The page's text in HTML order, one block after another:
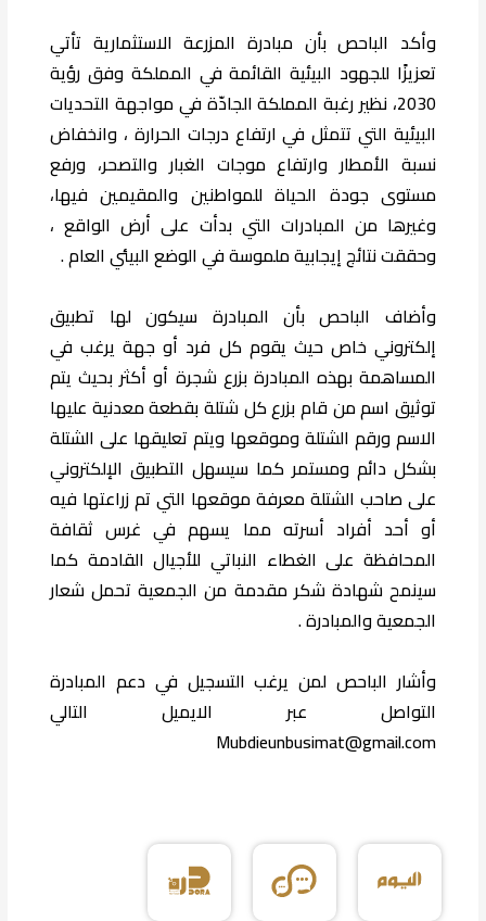
وأكد الباحص بأن مبادرة المزرعة الاستثمارية تأتي
تعزيزًا للجهود البيئية القائمة في المملكة وفق رؤية
2030، نظير رغبة المملكة الجادّة في مواجهة التحديات
البيئية التي تتمثل في ارتفاع درجات الحرارة ، وانخفاض
نسبة الأمطار وارتفاع موجات الغبار والتصحر، ورفع
مستوى جودة الحياة للمواطنين والمقيمين فيها،
وغيرها من المبادرات التي بدأت على أرض الواقع ،
وحققت نتائج إيجابية ملموسة في الوضع البيئي العام .
وأضاف الباحص بأن المبادرة سيكون لها تطبيق
إلكتروني خاص حيث يقوم كل فرد أو جهة يرغب في
المساهمة بهذه المبادرة بزرع شجرة أو أكثر بحيث يتم
توثيق اسم من قام بزرع كل شتلة بقطعة معدنية عليها
الاسم ورقم الشتلة وموقعها ويتم تعليقها على الشتلة
بشكل دائم ومستمر كما سيسهل التطبيق الإلكتروني
على صاحب الشتلة معرفة موقعها التي تم زراعتها فيه
أو أحد أفراد أسرته مما يسهم في غرس ثقافة
المحافظة على الغطاء النباتي للأجيال القادمة كما
سينمح شهادة شكر مقدمة من الجمعية تحمل شعار
الجمعية والمبادرة .
وأشار الباحص لمن يرغب التسجيل في دعم المبادرة
التواصل عبر الايميل التالي
Mubdieunbusimat@gmail.com